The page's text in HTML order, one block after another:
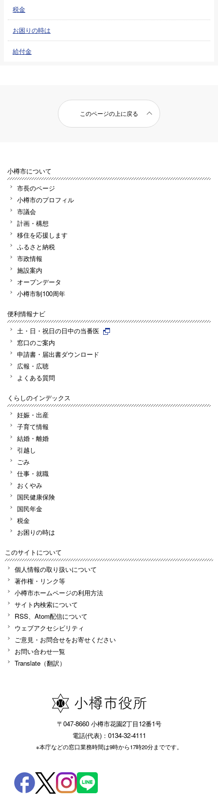
税金
お困りの時は
給付金
このページの上に戻る
小樽市について
市長のページ
小樽市のプロフィル
市議会
計画・構想
移住を応援します
ふるさと納税
市政情報
施設案内
オープンデータ
小樽市制100周年
便利情報ナビ
土・日・祝日の日中の当番医
窓口のご案内
申請書・届出書ダウンロード
広報・広聴
よくある質問
くらしのインデックス
妊娠・出産
子育て情報
結婚・離婚
引越し
ごみ
仕事・就職
おくやみ
国民健康保険
国民年金
税金
お困りの時は
このサイトについて
個人情報の取り扱いについて
著作権・リンク等
小樽市ホームページの利用方法
サイト内検索について
RSS、Atom配信について
ウェブアクセシビリティ
ご意見・お問合せをお寄せください
お問い合わせ一覧
Translate（翻訳）
〒047-8660 小樽市花園2丁目12番1号
電話(代表)：0134-32-4111
※本庁などの窓口業務時間は9時から17時20分までです。